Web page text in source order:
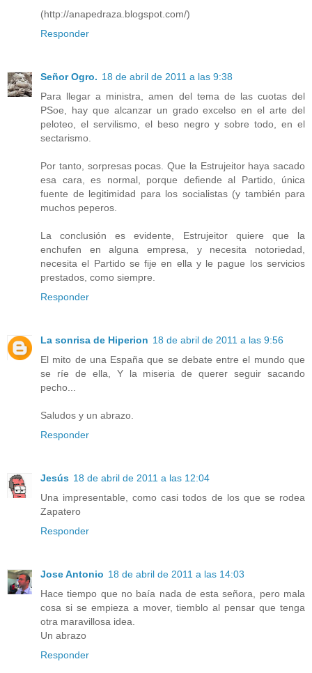
(http://anapedraza.blogspot.com/)
Responder
Señor Ogro. 18 de abril de 2011 a las 9:38
Para llegar a ministra, amen del tema de las cuotas del
PSoe, hay que alcanzar un grado excelso en el arte del
peloteo, el servilismo, el beso negro y sobre todo, en el
sectarismo.
Por tanto, sorpresas pocas. Que la Estrujeitor haya sacado
esa cara, es normal, porque defiende al Partido, única
fuente de legitimidad para los socialistas (y también para
muchos peperos.
La conclusión es evidente, Estrujeitor quiere que la
enchufen en alguna empresa, y necesita notoriedad,
necesita el Partido se fije en ella y le pague los servicios
prestados, como siempre.
Responder
La sonrisa de Hiperion 18 de abril de 2011 a las 9:56
El mito de una España que se debate entre el mundo que
se ríe de ella, Y la miseria de querer seguir sacando
pecho...
Saludos y un abrazo.
Responder
Jesús 18 de abril de 2011 a las 12:04
Una impresentable, como casi todos de los que se rodea
Zapatero
Responder
Jose Antonio 18 de abril de 2011 a las 14:03
Hace tiempo que no baía nada de esta señora, pero mala
cosa si se empieza a mover, tiemblo al pensar que tenga
otra maravillosa idea.
Un abrazo
Responder